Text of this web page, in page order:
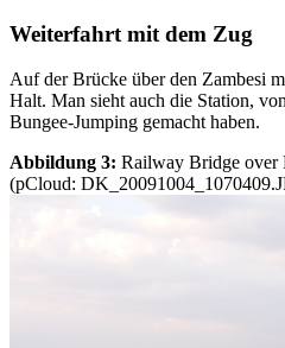
Weiterfahrt mit dem Zug
Auf der Brücke über den Zambesi
Halt. Man sieht auch die Station,
Bungee-Jumping gemacht haben.
Abbildung 3: Railway Bridge over
(pCloud: